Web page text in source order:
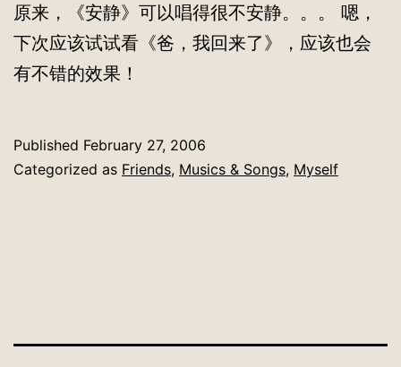
原来，《安静》可以唱得很不安静。。。 嗯，
下次应该试试看《爸，我回来了》，应该也会
有不错的效果！
Published February 27, 2006
Categorized as Friends, Musics & Songs, Myself